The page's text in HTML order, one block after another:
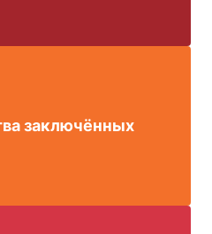
заключённых